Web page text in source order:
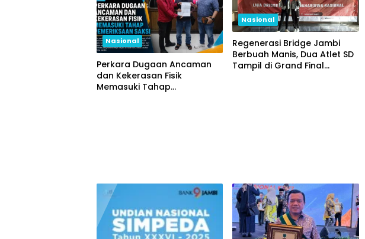
Nasional
Perkara Dugaan Ancaman
dan Kekerasan Fisik
Memasuki Tahap
Nasional
Regenerasi Bridge Jambi
Berbuah Manis, Dua Atlet SD
Tampil di Grand Final